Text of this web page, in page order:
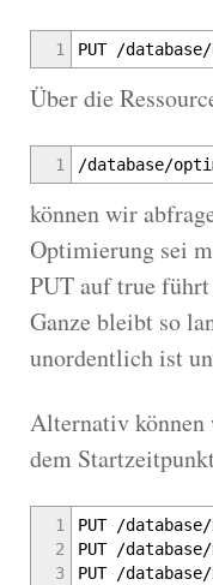
1 PUT /
Über die
1 /database/
können wir
Optimierung sei
PUT auf true
Ganze bleibt so
unordentlich ist
Alternativ
dem
1
2
3
PUT /
PUT /
PUT /